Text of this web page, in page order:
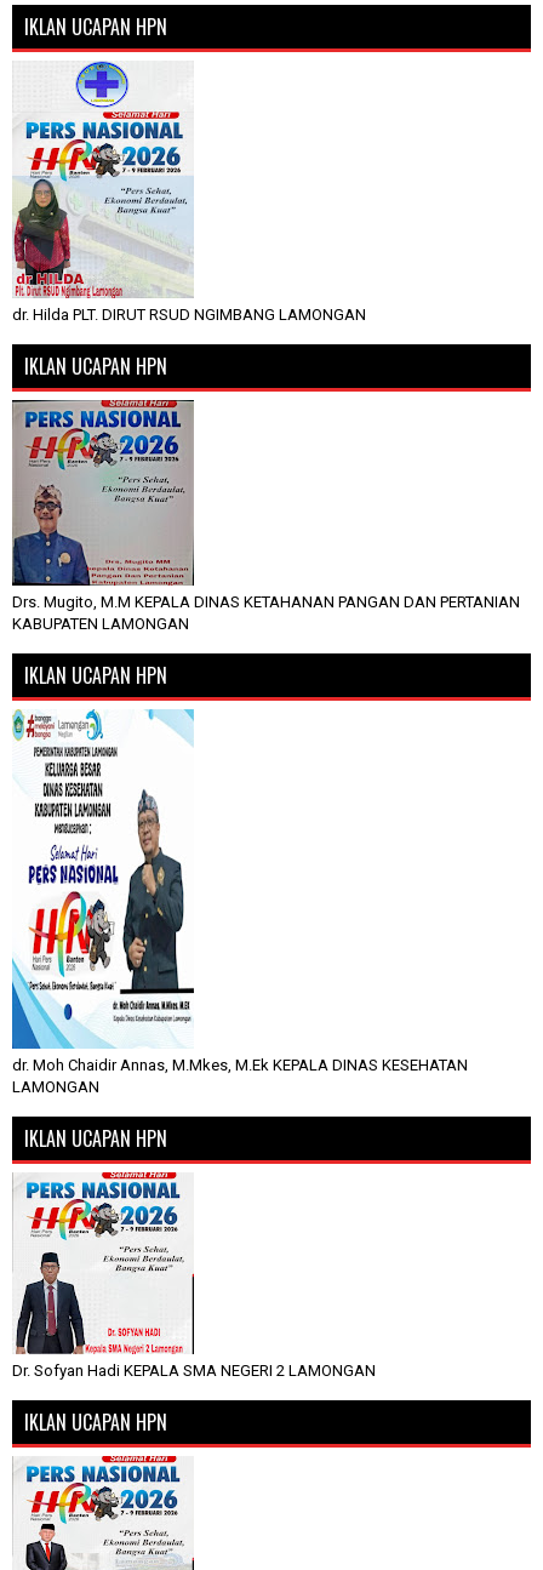
IKLAN UCAPAN HPN
dr. Hilda PLT. DIRUT RSUD NGIMBANG LAMONGAN
IKLAN UCAPAN HPN
Drs. Mugito, M.M KEPALA DINAS KETAHANAN PANGAN DAN PERTANIAN
KABUPATEN LAMONGAN
IKLAN UCAPAN HPN
dr. Moh Chaidir Annas, M.Mkes, M.Ek KEPALA DINAS KESEHATAN
LAMONGAN
IKLAN UCAPAN HPN
Dr. Sofyan Hadi KEPALA SMA NEGERI 2 LAMONGAN
IKLAN UCAPAN HPN